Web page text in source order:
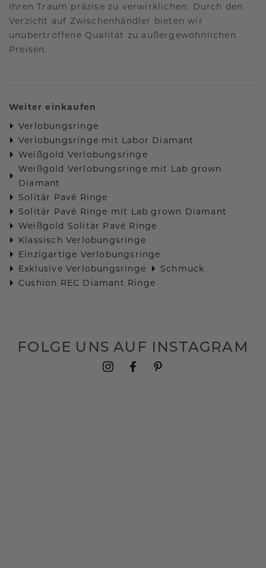
Ihren Traum präzise zu verwirklichen. Durch den
Verzicht auf Zwischenhändler bieten wir
unübertroffene Qualität zu außergewöhnlichen
Preisen.
Weiter einkaufen
Verlobungsringe
Verlobungsringe mit Labor Diamant
Weißgold Verlobungsringe
Weißgold Verlobungsringe mit Lab grown
Diamant
Solitär Pavé Ringe
Solitär Pavé Ringe mit Lab grown Diamant
Weißgold Solitär Pavé Ringe
Klassisch Verlobungsringe
Einzigartige Verlobungsringe
Exklusive Verlobungsringe
Schmuck
Cushion REC Diamant Ringe
FOLGE UNS AUF INSTAGRAM